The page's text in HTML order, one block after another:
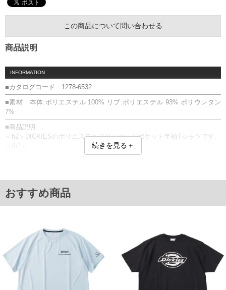
この商品について問い合わせる
商品説明
INFORMATION
■カタログコード 1278-6532
■素材 本体:ポリエステル 100% リブ:ポリエステル 93% ポリウレタン
7%
■商品説明
＜h2＞DICKIESのポリエステルドローコードポケット半袖Tシャツです。
軽やかなポリエステル素材で、さらっと快適な着心地。
■サイズ表
4L/139/77/139/61.5/25
5L/144/79/144/63.5/26
単位はcm
※【返品交換について】
返品交換希望の方は、商品到着後1週間以内にご連絡ください。
下着(肌着)やワイシャツは商品の性質上、返品交換不可とさせて頂いております。予め
ご了承くださいませ。
続きを見る＋
おすすめ商品